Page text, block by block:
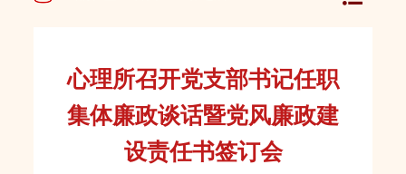
心理所召开党支部书记任职
集体廉政谈话暨党风廉政建
设责任书签订会